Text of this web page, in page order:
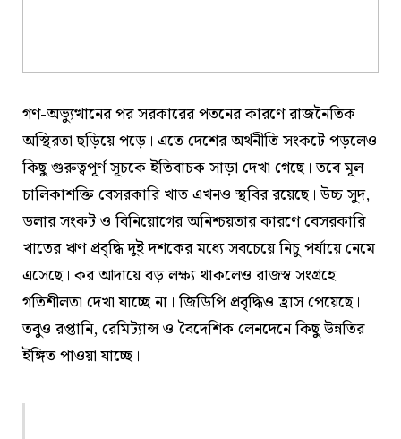
গণ-অভ্যুত্থানের পর সরকারের পতনের কারণে রাজনৈতিক
অস্থিরতা ছড়িয়ে পড়ে। এতে দেশের অর্থনীতি সংকটে পড়লেও
কিছু গুরুত্বপূর্ণ সূচকে ইতিবাচক সাড়া দেখা গেছে। তবে মূল
চালিকাশক্তি বেসরকারি খাত এখনও স্থবির রয়েছে। উচ্চ সুদ,
ডলার সংকট ও বিনিয়োগের অনিশ্চয়তার কারণে বেসরকারি
খাতের ঋণ প্রবৃদ্ধি দুই দশকের মধ্যে সবচেয়ে নিচু পর্যায়ে নেমে
এসেছে। কর আদায়ে বড় লক্ষ্য থাকলেও রাজস্ব সংগ্রহে
গতিশীলতা দেখা যাচ্ছে না। জিডিপি প্রবৃদ্ধিও হ্রাস পেয়েছে।
তবুও রপ্তানি, রেমিট্যান্স ও বৈদেশিক লেনদেনে কিছু উন্নতির
ইঙ্গিত পাওয়া যাচ্ছে।